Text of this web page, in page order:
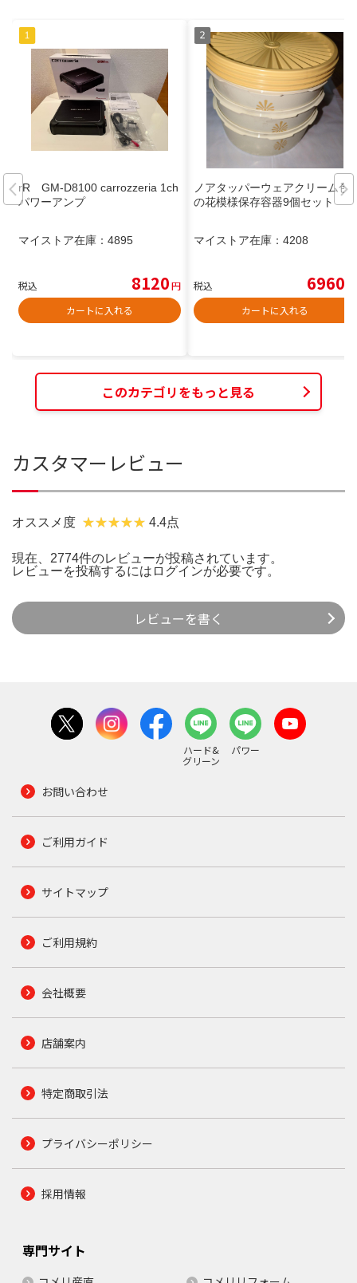
rR GM-D8100 carrozzeria 1ch
パワーアンプ
マイストア在庫： 4895
税込 8120円
カートに入れる
ノアタッパーウェアクリーム色
の花模様保存容器9個セット
マイストア在庫： 4208
税込 6960
カートに入れる
このカテゴリをもっと見る
カスタマーレビュー
オススメ度 4.4点
現在、2774件のレビューが投稿されています。
レビューを投稿するには ログインが必要です。
レビューを書く
ハード&
グリーン
パワー
お問い合わせ
ご利用ガイド
サイトマップ
ご利用規約
会社概要
店舗案内
特定商取引法
プライバシーポリシー
採用情報
専門サイト